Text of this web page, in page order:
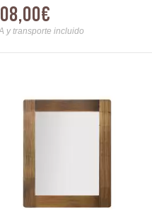
y transporte incluido